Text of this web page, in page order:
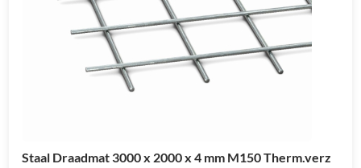
Staal Draadmat 3000 x 2000 x 4 mm M150 Therm.verz